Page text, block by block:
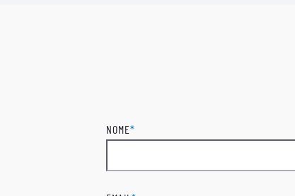
NOME*